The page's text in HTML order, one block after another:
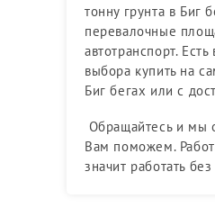
тонну грунта в Биг
перевалочные
автотранспорт.
выбора купить на
Биг бегах или с
Обращайтесь и мы
Вам поможем.
значит работать